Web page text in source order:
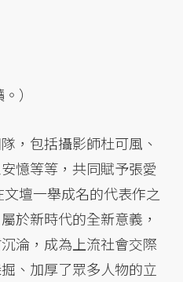
）
，包括攝影師杜可風、
憶等等，共同賦予張愛
壇一舉成名的代表作之
於新時代的全新意義，
淪，成為上流社會交際
、加厚了眾多人物的立